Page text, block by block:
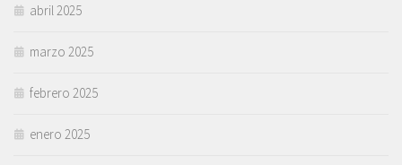
abril 2025
marzo 2025
febrero 2025
enero 2025